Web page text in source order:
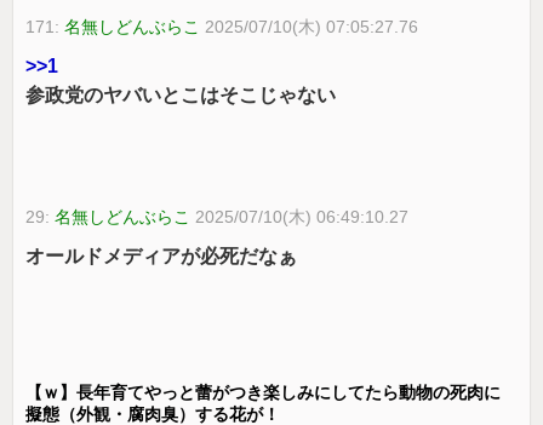
171:名無しどんぶらこ 2025/07/10(木) 07:05:27.76
>>1
参政党のヤバいとこはそこじゃない
29:名無しどんぶらこ 2025/07/10(木) 06:49:10.27
オールドメディアが必死だなぁ
【ｗ】長年育てやっと蕾がつき楽しみにしてたら動物の死肉に
擬態（外観・腐肉臭）する花が！